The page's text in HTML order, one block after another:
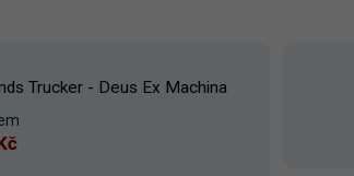
Trucker - Deus Ex Machina